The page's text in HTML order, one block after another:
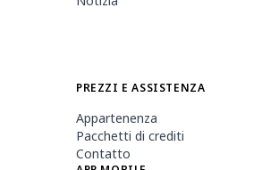
PREZZI E ASSISTENZA
Appartenenza
Pacchetti di crediti
Contatto